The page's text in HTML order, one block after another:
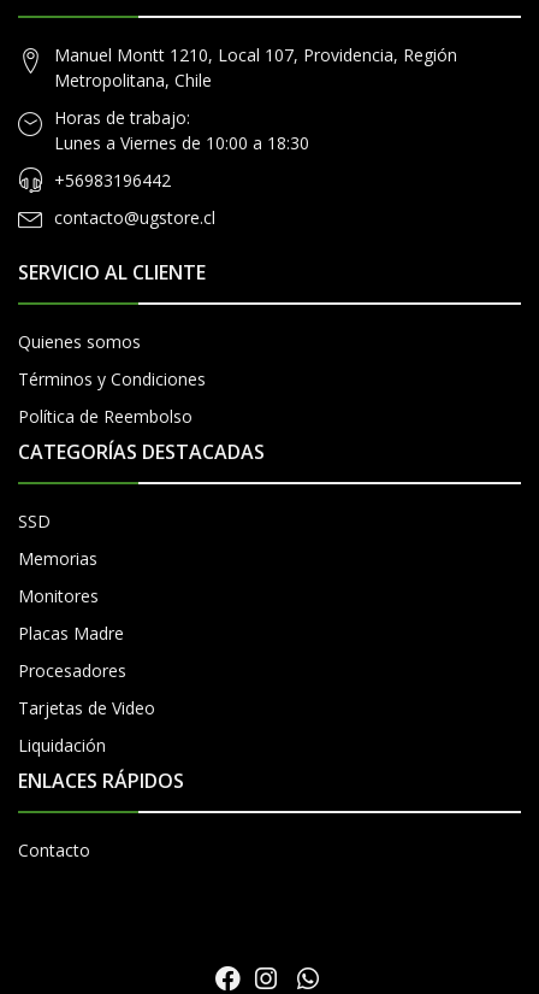
Manuel Montt 1210, Local 107, Providencia, Región
Metropolitana, Chile
Horas de trabajo:
Lunes a Viernes de 10:00 a 18:30
+56983196442
contacto@ugstore.cl
SERVICIO AL CLIENTE
Quienes somos
Términos y Condiciones
Política de Reembolso
CATEGORÍAS DESTACADAS
SSD
Memorias
Monitores
Placas Madre
Procesadores
Tarjetas de Video
Liquidación
ENLACES RÁPIDOS
Contacto